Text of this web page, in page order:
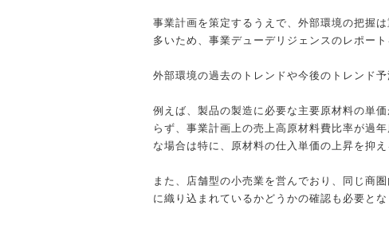
事業計画を策定するうえで、外部環境の把握
多いため、事業デューデリジェンスのレポート
外部環境の過去のトレンドや今後のトレンド
例えば、製品の製造に必要な主要原材料の単
らず、事業計画上の売上高原材料費比率が過
な場合は特に、原材料の仕入単価の上昇を抑
また、店舗型の小売業を営んでおり、同じ商
に織り込まれているかどうかの確認も必要とな